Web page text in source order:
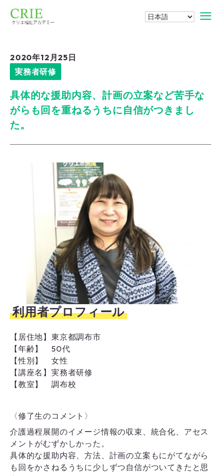
2020年12月25日
実務者研修
具体的な援助内容、計画の立案など苦手な
がらも回を重ねるうちに自信がつきまし
た。
利用者プロフィール
【居住地】 東京都調布市
【年齢】
50代
【性別】
女性
【講座名】 実務者研修
【教室】
調布校
〈修了生のコメント〉
介護過程展開のイメージ情報の収束、統合化、アセス
メントがむずかしかった。
具体的な援助内容、方法、計画の立案もにがてながら
も回をかさねるうちに少しずつ自信がついてきたと思